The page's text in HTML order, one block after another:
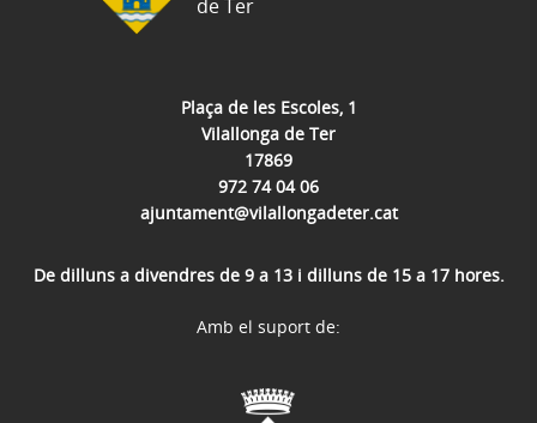
Plaça de les Escoles, 1
Vilallonga de Ter
17869
972 74 04 06
ajuntament@vilallongadeter.cat
De dilluns a divendres de 9 a 13 i dilluns de 15 a 17 hores.
de Ter
Amb el suport de: